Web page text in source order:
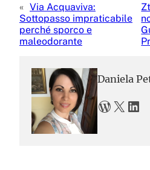
« Via Acquaviva:
Sottopasso impraticabile
perché sporco e
maleodorante
Daniela
WordPress X LinkedIn